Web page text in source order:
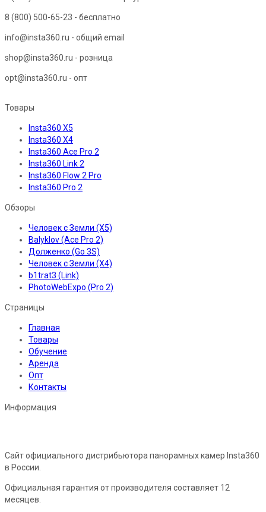
8 (800) 500-65-23 - бесплатно
info@insta360.ru - общий email
shop@insta360.ru - розница
opt@insta360.ru - опт
Товары
Insta360 X5
Insta360 X4
Insta360 Ace Pro 2
Insta360 Link 2
Insta360 Flow 2 Pro
Insta360 Pro 2
Обзоры
Человек с Земли (X5)
Balyklov (Ace Pro 2)
Долженко (Go 3S)
Человек с Земли (X4)
b1trat3 (Link)
PhotoWebExpo (Pro 2)
Страницы
Главная
Товары
Обучение
Аренда
Опт
Контакты
Информация
Сайт официального дистрибьютора панорамных камер Insta360
в России.
Официальная гарантия от производителя составляет 12
месяцев.